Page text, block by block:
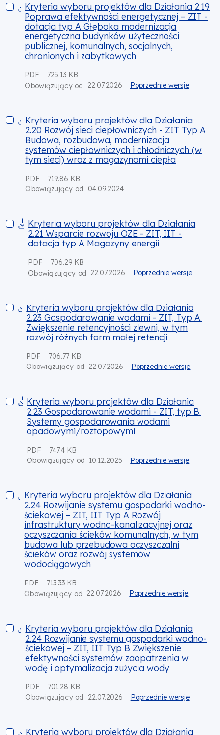
Kryteria wyboru projektów dla Działania 2.19 Poprawa
Kryteria wyboru projektów dla Działania 2.19
Poprawa efektywności energetycznej – ZIT -
dotacja typ A Głęboka modernizacja
energetyczna budynków użyteczności
publicznej, komunalnych, socjalnych,
chronionych i zabytkowych
PDF
725.13 KB
Obowiązujący od
22.07.2026 Poprzednie wersje
Kryteria wyboru projektów dla Działania 2.20 Rozwój sieci
Kryteria wyboru projektów dla Działania
2.20 Rozwój sieci ciepłowniczych - ZIT Typ A
Budowa, rozbudowa, modernizacja
systemów ciepłowniczych i chłodniczych (w
tym sieci) wraz z magazynami ciepła
PDF
719.86 KB
Obowiązujący od
04.09.2024
Kryteria wyboru projektów dla Działania 2.21 Wsparcie
Kryteria wyboru projektów dla Działania
2.21 Wsparcie rozwoju OZE - ZIT, IIT -
dotacja typ A Magazyny energii
PDF
706.29 KB
Obowiązujący od 22.07.2026 Poprzednie wersje
Kryteria wyboru projektów dla Działania 2.23
Kryteria wyboru projektów dla Działania
2.23 Gospodarowanie wodami - ZIT, Typ A.
Zwiększenie retencyjności zlewni, w tym
rozwój różnych form małej retencji
PDF
706.77 KB
Obowiązujący od
22.07.2026 Poprzednie wersje
Kryteria wyboru projektów dla Działania 2.23
Kryteria wyboru projektów dla Działania
2.23 Gospodarowanie wodami - ZIT, typ B.
Systemy gospodarowania wodami
opadowymi/roztopowymi
PDF
747.4 KB
Obowiązujący od 10.12.2025 Poprzednie wersje
Kryteria wyboru projektów dla Działania 2.24 Rozwijanie
Kryteria wyboru projektów dla Działania
2.24 Rozwijanie systemu gospodarki wodno-
ściekowej – ZIT, IIT Typ A Rozwój
infrastruktury wodno-kanalizacyjnej oraz
oczyszczania ścieków komunalnych, w tym
budowa lub przebudowa oczyszczalni
ścieków oraz rozwój systemów
wodociągowych
PDF
713.33 KB
Obowiązujący od 22.07.2026 Poprzednie wersje
Kryteria wyboru projektów dla Działania 2.24 Rozwijanie
Kryteria wyboru projektów dla Działania
2.24 Rozwijanie systemu gospodarki wodno-
ściekowej – ZIT, IIT Typ B Zwiększenie
efektywności systemów zaopatrzenia w
wodę i optymalizacja zużycia wody
PDF
701.28 KB
Obowiązujący od
22.07.2026 Poprzednie wersje
Kryteria wyboru projektów dla Działania 2.25 Rozwijanie
Kryteria wyboru projektów dla Działania